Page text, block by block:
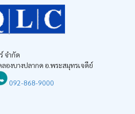
จำกัด
องบางปลากด อ.พระสมุทรเจดีย์
092-868-9000